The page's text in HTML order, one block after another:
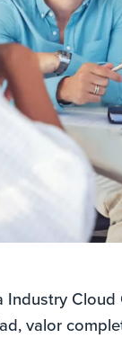
Industry
valor